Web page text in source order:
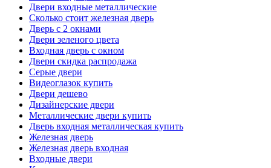
Двери входные металлические
Сколько стоит железная дверь
Дверь с 2 окнами
Двери зеленого цвета
Входная дверь с окном
Двери скидка распродажа
Серые двери
Видеоглазок купить
Двери дешево
Дизайнерские двери
Металлические двери купить
Дверь входная металлическая купить
Железная дверь
Железная дверь входная
Входные двери